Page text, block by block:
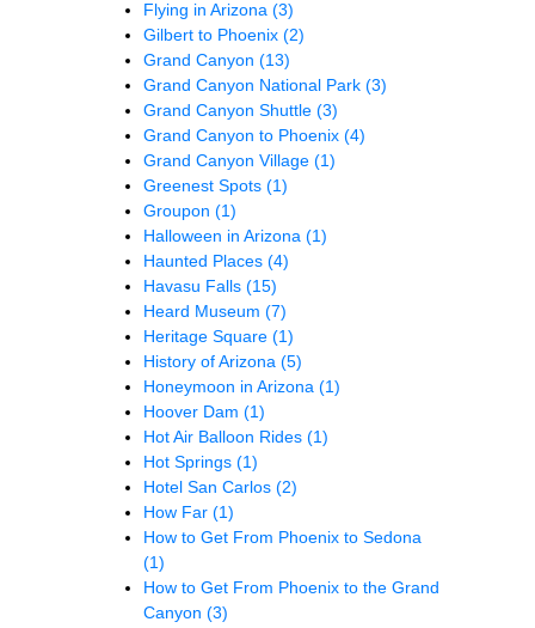
Flying in Arizona (3)
Gilbert to Phoenix (2)
Grand Canyon (13)
Grand Canyon National Park (3)
Grand Canyon Shuttle (3)
Grand Canyon to Phoenix (4)
Grand Canyon Village (1)
Greenest Spots (1)
Groupon (1)
Halloween in Arizona (1)
Haunted Places (4)
Havasu Falls (15)
Heard Museum (7)
Heritage Square (1)
History of Arizona (5)
Honeymoon in Arizona (1)
Hoover Dam (1)
Hot Air Balloon Rides (1)
Hot Springs (1)
Hotel San Carlos (2)
How Far (1)
How to Get From Phoenix to Sedona
(1)
How to Get From Phoenix to the Grand
Canyon (3)